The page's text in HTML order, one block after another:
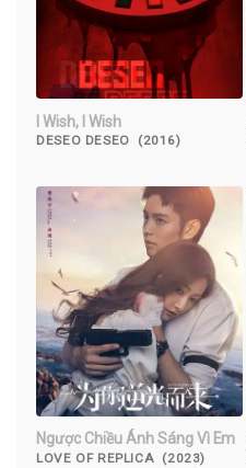
I Wish, I Wish
DESEO DESEO (2016)
Ngược Chiều Ánh Sáng Vì Em
LOVE OF REPLICA (2023)